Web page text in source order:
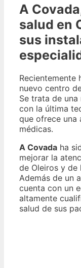
A
salud en
sus
Recientemente
nuevo centro
Se trata de
con la última
que ofrece una
médicas.
A Covada ha
mejorar la
de Oleiros y de
Además de un
cuenta con un
altamente
salud de sus